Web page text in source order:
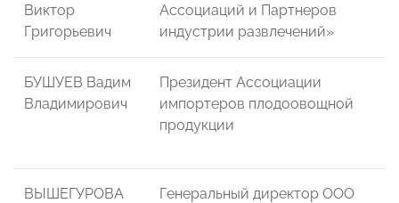
Виктор
Григорьевич
Ассоциаций и Партнеров
индустрии развлечений»
БУШУЕВ Вадим
Владимирович
Президент Ассоциации
импортеров плодоовощной
продукции
ВЫШЕГУРОВА
Генеральный директор ООО